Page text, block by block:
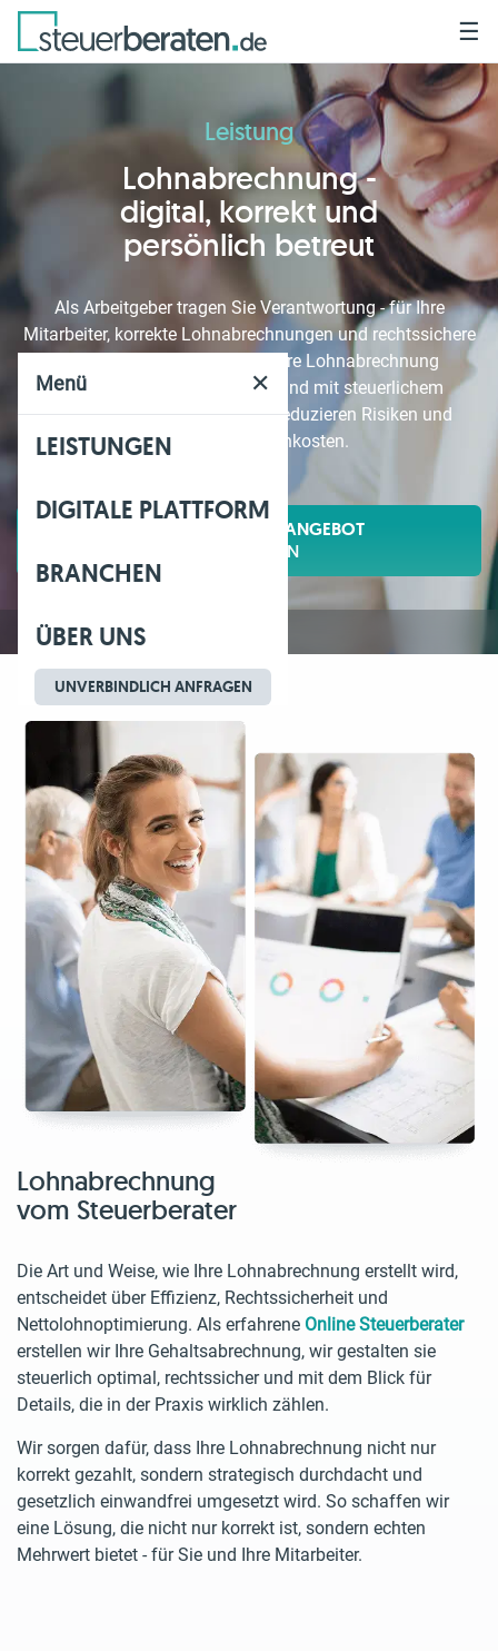
Menü ✕
LEISTUNGEN
DIGITALE PLATTFORM
BRANCHEN
ÜBER UNS
UNVERBINDLICH ANFRAGEN
☰
Leistung
Lohnabrechnung -
digital, korrekt und
persönlich betreut
Als Arbeitgeber tragen Sie Verantwortung - für Ihre
Mitarbeiter, korrekte Lohnabrechnungen und rechtssichere
Prozesse. Wir übernehmen Ihre Lohnabrechnung
vollständig - digital, effizient und mit steuerlichem
Weitblick. So sparen Sie Zeit, reduzieren Risiken und
senken Ihre Nebenkosten.
UNVERBINDLICHES ANGEBOT
ANFORDERN
Lohnabrechnung
vom Steuerberater
Die Art und Weise, wie Ihre Lohnabrechnung erstellt wird,
entscheidet über Effizienz, Rechtssicherheit und
Nettolohnoptimierung. Als erfahrene Online Steuerberater
erstellen wir Ihre Gehaltsabrechnung, wir gestalten sie
steuerlich optimal, rechtssicher und mit dem Blick für
Details, die in der Praxis wirklich zählen.
Wir sorgen dafür, dass Ihre Lohnabrechnung nicht nur
korrekt gezahlt, sondern strategisch durchdacht und
gesetzlich einwandfrei umgesetzt wird. So schaffen wir
eine Lösung, die nicht nur korrekt ist, sondern echten
Mehrwert bietet - für Sie und Ihre Mitarbeiter.